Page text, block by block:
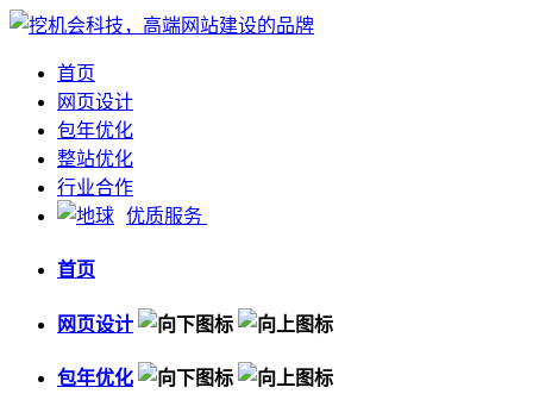
首页
网页设计
包年优化
整站优化
行业合作
优质服务
首页
网页设计
包年优化